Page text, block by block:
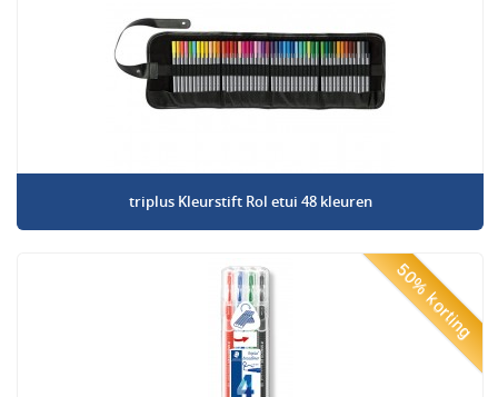
triplus Kleurstift Rol etui 48 kleuren
50% korting